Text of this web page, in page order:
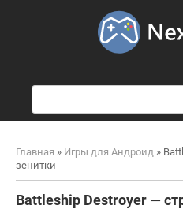
о
и
к
Главная » Игры для Андроид »
зенитки
Battleship Destroyer —